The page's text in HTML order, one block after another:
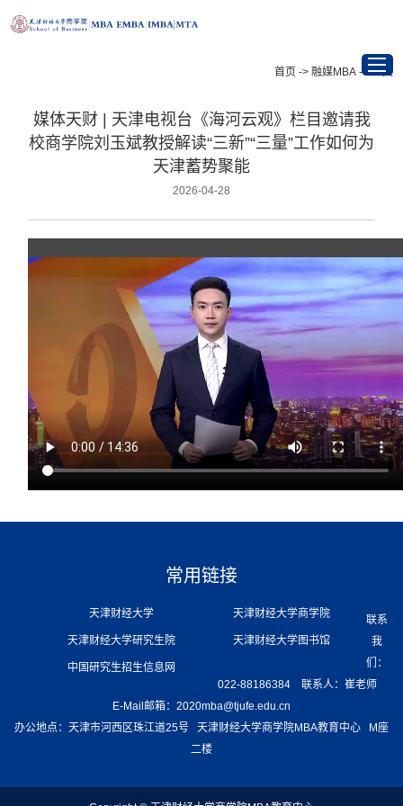
首页
项目介绍
最新资讯
招生信息
学在天财
校友与职业发展
合作交流
首页 -> 融媒MBA -> 正文
媒体天财 | 天津电视台《海河云观》栏目邀请我
校商学院刘玉斌教授解读“三新”“三量”工作如何为
天津蓄势聚能
2026-04-28
常用链接
天津财经大学 天津财经大学商学院
天津财经大学研究生院 天津财经大学图书馆
中国研究生招生信息网
联系
我
们：
022-88186384 联系人：崔老师
E-Mail邮箱：2020mba@tjufe.edu.cn
办公地点：天津市河西区珠江道25号 天津财经大学商学院MBA教育中心 M座
二楼